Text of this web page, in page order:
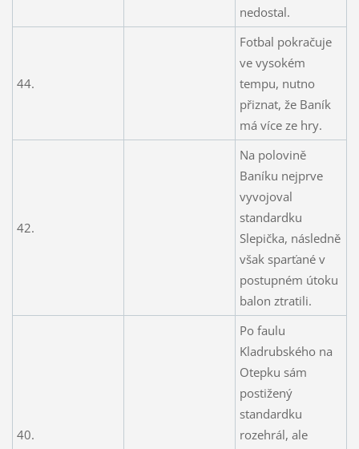
nedostal.
44.
Fotbal pokračuje
ve vysokém
tempu, nutno
přiznat, že Baník
má více ze hry.
42.
Na polovině
Baníku nejprve
vyvojoval
standardku
Slepička, následně
však sparťané v
postupném útoku
balon ztratili.
40.
Po faulu
Kladrubského na
Otepku sám
postižený
standardku
rozehrál, ale